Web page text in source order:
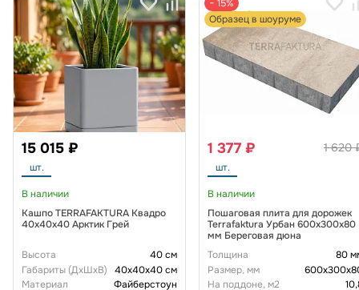
15 015 ₽
шт.
В наличии
Кашпо TERRAFAKTURA Квадро
40x40x40 Арктик Грей
Высота
40 см
Габариты (ДxШxВ)
40x40x40 см
Материал
Файберстоун
− 15%
Образец в шоуруме
1 620
1 377 ₽
шт.
В наличии
Пошаговая плита для дорожек
Terrafaktura Урбан 600x300x80
мм Береговая дюна
Толщина
80
Размер, мм
На поддоне, м2